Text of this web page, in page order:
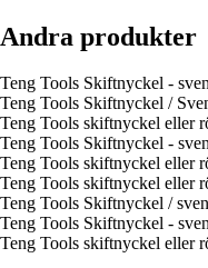
Andra produkter
Teng Tools Skiftnyckel -
Teng Tools Skiftnyckel /
Teng Tools skiftnyckel eller
Teng Tools Skiftnyckel -
Teng Tools skiftnyckel eller
Teng Tools skiftnyckel eller
Teng Tools Skiftnyckel /
Teng Tools Skiftnyckel -
Teng Tools skiftnyckel eller